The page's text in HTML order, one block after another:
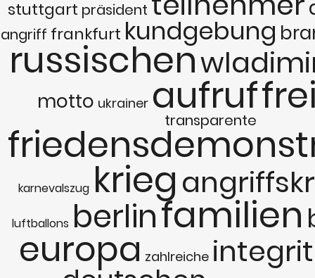
stuttgart präsident
angriff frankfurt kundgebung
russischen
motto ukrainer aufruf
transparente
karnevalszug krieg
luftballons berlinfamilien
europa zahlreiche